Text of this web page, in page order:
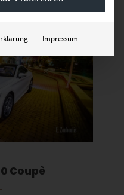
Optionen können auf der Produktseite gewählt werden
Coupè
Impressum